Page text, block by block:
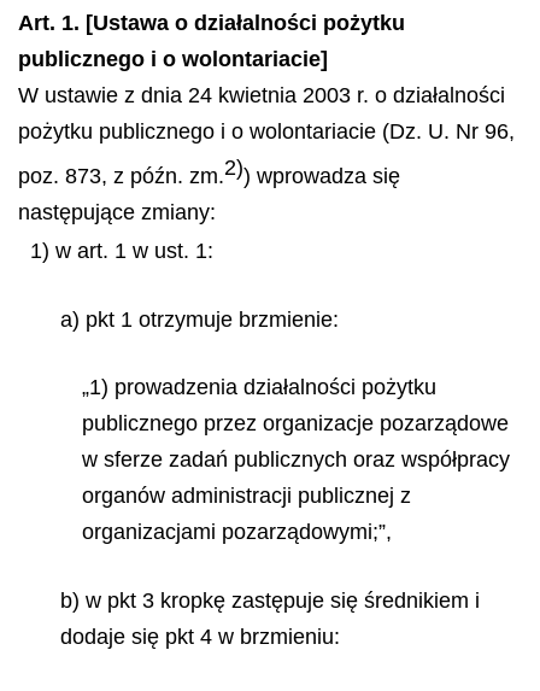
Art. 1. [Ustawa o działalności pożytku
publicznego i o wolontariacie]
W ustawie z dnia 24 kwietnia 2003 r. o działalności
pożytku publicznego i o wolontariacie (Dz. U. Nr 96,
poz. 873, z późn. zm.2)) wprowadza się
następujące zmiany:
1) w art. 1 w ust. 1:
a) pkt 1 otrzymuje brzmienie:
„1) prowadzenia działalności pożytku
publicznego przez organizacje pozarządowe
w sferze zadań publicznych oraz współpracy
organów administracji publicznej z
organizacjami pozarządowymi;”,
b) w pkt 3 kropkę zastępuje się średnikiem i
dodaje się pkt 4 w brzmieniu: